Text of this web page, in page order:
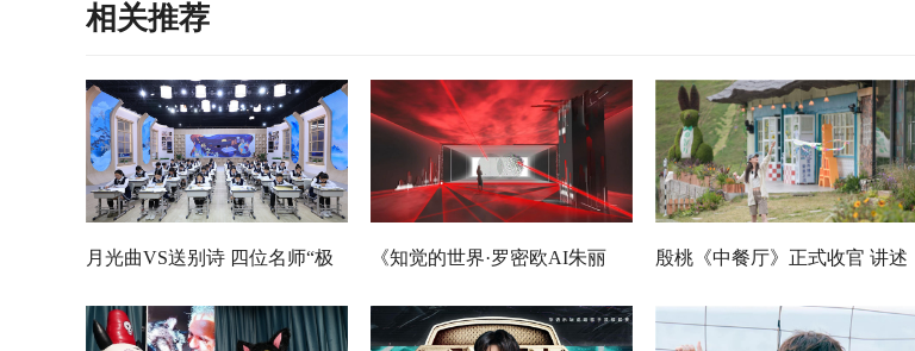
相关推荐
月光曲VS送别诗 四位名师“极
限挑战”谁能晋级总决赛？
《知觉的世界·罗密欧AI朱丽
叶》早鸟票正式开售 解锁沉浸
殷桃《中餐厅》正式收官 讲述
节目录制过程的爱与温暖